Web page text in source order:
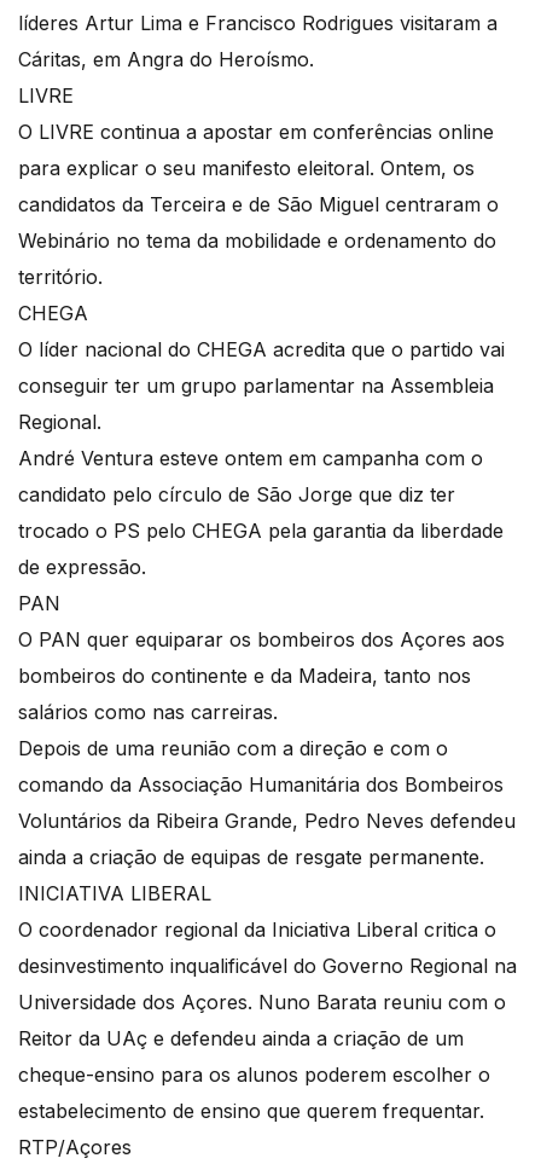
líderes Artur Lima e Francisco Rodrigues visitaram a
Cáritas, em Angra do Heroísmo.
LIVRE
O LIVRE continua a apostar em conferências online
para explicar o seu manifesto eleitoral. Ontem, os
candidatos da Terceira e de São Miguel centraram o
Webinário no tema da mobilidade e ordenamento do
território.
CHEGA
O líder nacional do CHEGA acredita que o partido vai
conseguir ter um grupo parlamentar na Assembleia
Regional.
André Ventura esteve ontem em campanha com o
candidato pelo círculo de São Jorge que diz ter
trocado o PS pelo CHEGA pela garantia da liberdade
de expressão.
PAN
O PAN quer equiparar os bombeiros dos Açores aos
bombeiros do continente e da Madeira, tanto nos
salários como nas carreiras.
Depois de uma reunião com a direção e com o
comando da Associação Humanitária dos Bombeiros
Voluntários da Ribeira Grande, Pedro Neves defendeu
ainda a criação de equipas de resgate permanente.
INICIATIVA LIBERAL
O coordenador regional da Iniciativa Liberal critica o
desinvestimento inqualificável do Governo Regional na
Universidade dos Açores. Nuno Barata reuniu com o
Reitor da UAç e defendeu ainda a criação de um
cheque-ensino para os alunos poderem escolher o
estabelecimento de ensino que querem frequentar.
RTP/Açores